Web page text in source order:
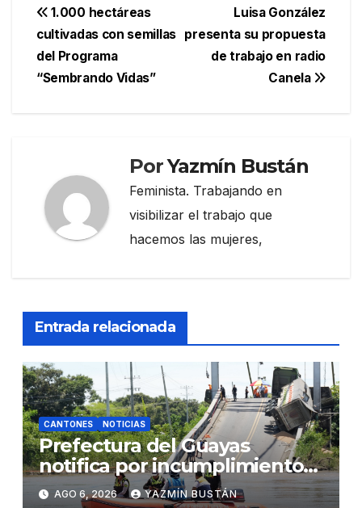
Navegación
de
entradas
Luisa González
presenta su propuesta
de trabajo en radio
Canela
1.000 hectáreas
cultivadas con semillas
del Programa
“Sembrando Vidas”
PorYazmín Bustán
Feminista. Trabajando en
visibilizar el trabajo que
hacemos las mujeres,
Entrada relacionada
CANTONES NOTICIAS
Prefectura del Guayas
notifica por incumplimiento
contractual a la Concesionaria
AGO 6, 2026 YAZMÍN BUSTÁN